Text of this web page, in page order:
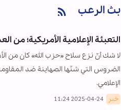
بث الرعب
التعبئة الإعلامية الأمريكية؛
لا شك أنّ نزع سلاح «حزب الله» كان من
الضروس التي شنّها الصهاينة ضد
الإعلامي.
خبر 2025-04-24 11:24